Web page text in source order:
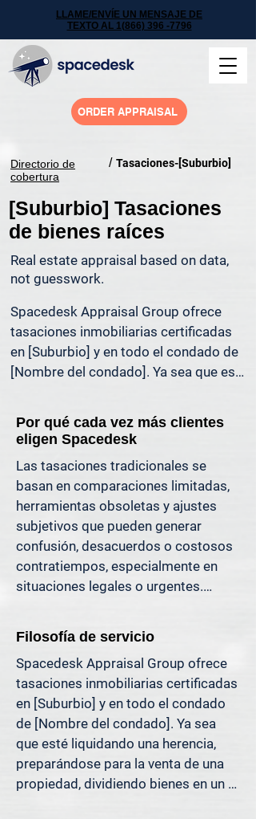
LLAME/ENVÍE UN MENSAJE DE
TEXTO AL 1(866) 396 -7796
ORDER APPRAISAL
Directorio de
cobertura
/ Tasaciones-[Suburbio]
[Suburbio] Tasaciones
de bienes raíces
Real estate appraisal based on data,
not guesswork.
Spacedesk Appraisal Group ofrece
tasaciones inmobiliarias certificadas
en [Suburbio] y en todo el condado de
[Nombre del condado]. Ya sea que esté
para la venta de una propiedad,
dividiendo bienes en un divorcio,
protestando sus impuestos o
simplemente quiera saber cuánto
capital tiene, ofrecemos tasaciones
claras y justificables que le ayudan a
evitar costosos errores y a avanzar con
confianza.
Apoyamos a propietarios, abogados,
en valores inmobiliarios precisos para
el riesgo donde más importa.
Por qué cada vez más clientes
eligen Spacedesk
Las tasaciones tradicionales se
basan en comparaciones limitadas,
herramientas obsoletas y ajustes
subjetivos que pueden generar
confusión, desacuerdos o costosos
contratiempos, especialmente en
situaciones legales o urgentes.
En Spacedesk, utilizamos datos de
mercado más amplios, registros
verificados y técnicas de modelado
probadas para generar resultados
claros y consistentes que usted
puede respaldar. Es una tasación
inmobiliaria diseñada para las
decisiones de hoy, no para los
métodos de ayer.
Filosofía de servicio
Spacedesk Appraisal Group ofrece
tasaciones inmobiliarias certificadas
en [Suburbio] y en todo el condado
de [Nombre del condado]. Ya sea
que esté liquidando una herencia,
preparándose para la venta de una
propiedad, dividiendo bienes en un